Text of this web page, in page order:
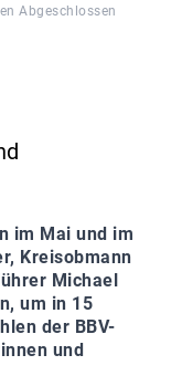
Abgeschlossen
im Mai und im
Kreisobmann
Michael
um in 15
der BBV-
und